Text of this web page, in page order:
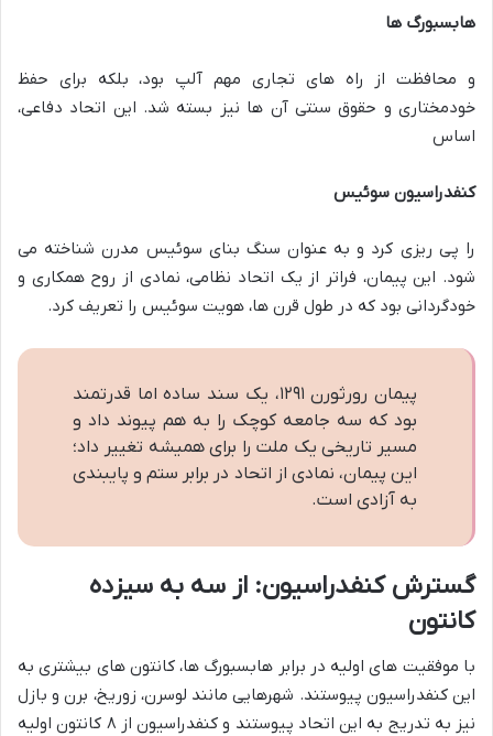
هابسبورگ ها
و محافظت از راه های تجاری مهم آلپ بود، بلکه برای حفظ
خودمختاری و حقوق سنتی آن ها نیز بسته شد. این اتحاد دفاعی،
اساس
کنفدراسیون سوئیس
را پی ریزی کرد و به عنوان سنگ بنای سوئیس مدرن شناخته می
شود. این پیمان، فراتر از یک اتحاد نظامی، نمادی از روح همکاری و
خودگردانی بود که در طول قرن ها، هویت سوئیس را تعریف کرد.
پیمان رورثورن ۱۲۹۱، یک سند ساده اما قدرتمند
بود که سه جامعه کوچک را به هم پیوند داد و
مسیر تاریخی یک ملت را برای همیشه تغییر داد؛
این پیمان، نمادی از اتحاد در برابر ستم و پایبندی
به آزادی است.
گسترش کنفدراسیون: از سه به سیزده
کانتون
با موفقیت های اولیه در برابر هابسبورگ ها، کانتون های بیشتری به
این کنفدراسیون پیوستند. شهرهایی مانند لوسرن، زوریخ، برن و بازل
نیز به تدریج به این اتحاد پیوستند و کنفدراسیون از ۸ کانتون اولیه